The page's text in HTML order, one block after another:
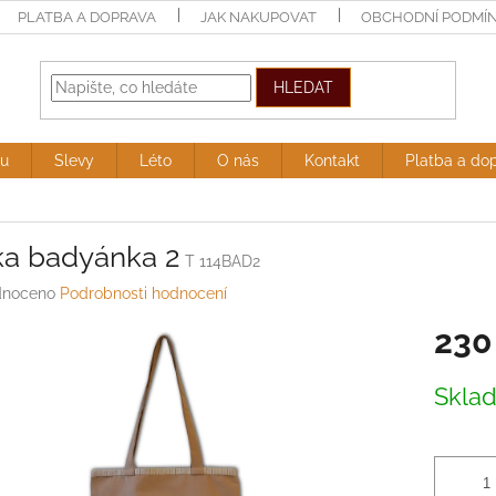
PLATBA A DOPRAVA JAK NAKUPOVAT OBCHODNÍ
HLEDAT
Slevy Léto O nás Kontakt Platba a
badyánka 2 T 114BAD2
Podrobnosti hodnocení
cena: